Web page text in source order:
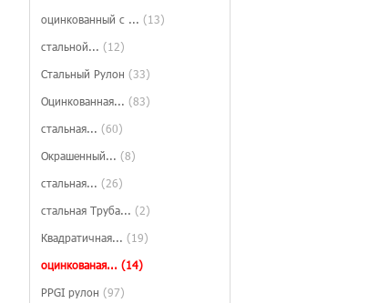
оцинкованный с ... (13)
стальной... (12)
Стальный Рулон (33)
Оцинкованная... (83)
стальная... (60)
Окрашенный... (8)
стальная... (26)
стальная Труба... (2)
Квадратичная... (19)
оцинкованая... (14)
PPGI рулон (97)